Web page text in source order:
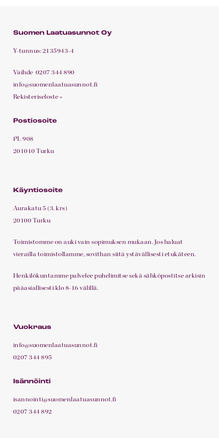
Suomen Laatuasunnot Oy
Y-tunnus: 2135943-4
Vaihde 0207 344 890
info@suomenlaatuasunnot.fi
Rekisteriseloste »
Postiosoite
PL 908
201010 Turku
Käyntiosoite
Aurakatu 5 (3. krs)
20100 Turku
Toimistomme on auki vain sopimuksen mukaan. Jos haluat
vierailla toimistollamme, sovithan siitä ystävällisesti etukäteen.
Henkilökuntamme palvelee puhelimitse sekä sähköpostitse arkisin
pääasiallisesti klo 8-16 välillä.
Vuokraus
info@suomenlaatuasunnot.fi
0207 344 895
Isännöinti
isannointi@suomenlaatuasunnot.fi
0207 344 892